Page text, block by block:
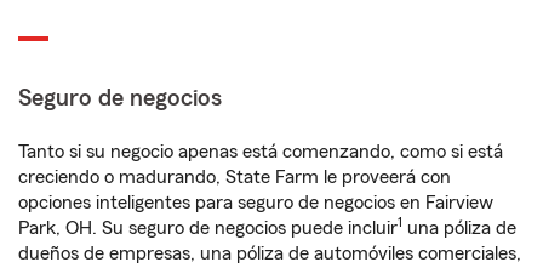
Seguro de negocios
Tanto si su negocio apenas está comenzando, como si está
creciendo o madurando, State Farm le proveerá con
opciones inteligentes para seguro de negocios en Fairview
Park, OH. Su seguro de negocios puede incluir1 una póliza de
dueños de empresas, una póliza de automóviles comerciales,